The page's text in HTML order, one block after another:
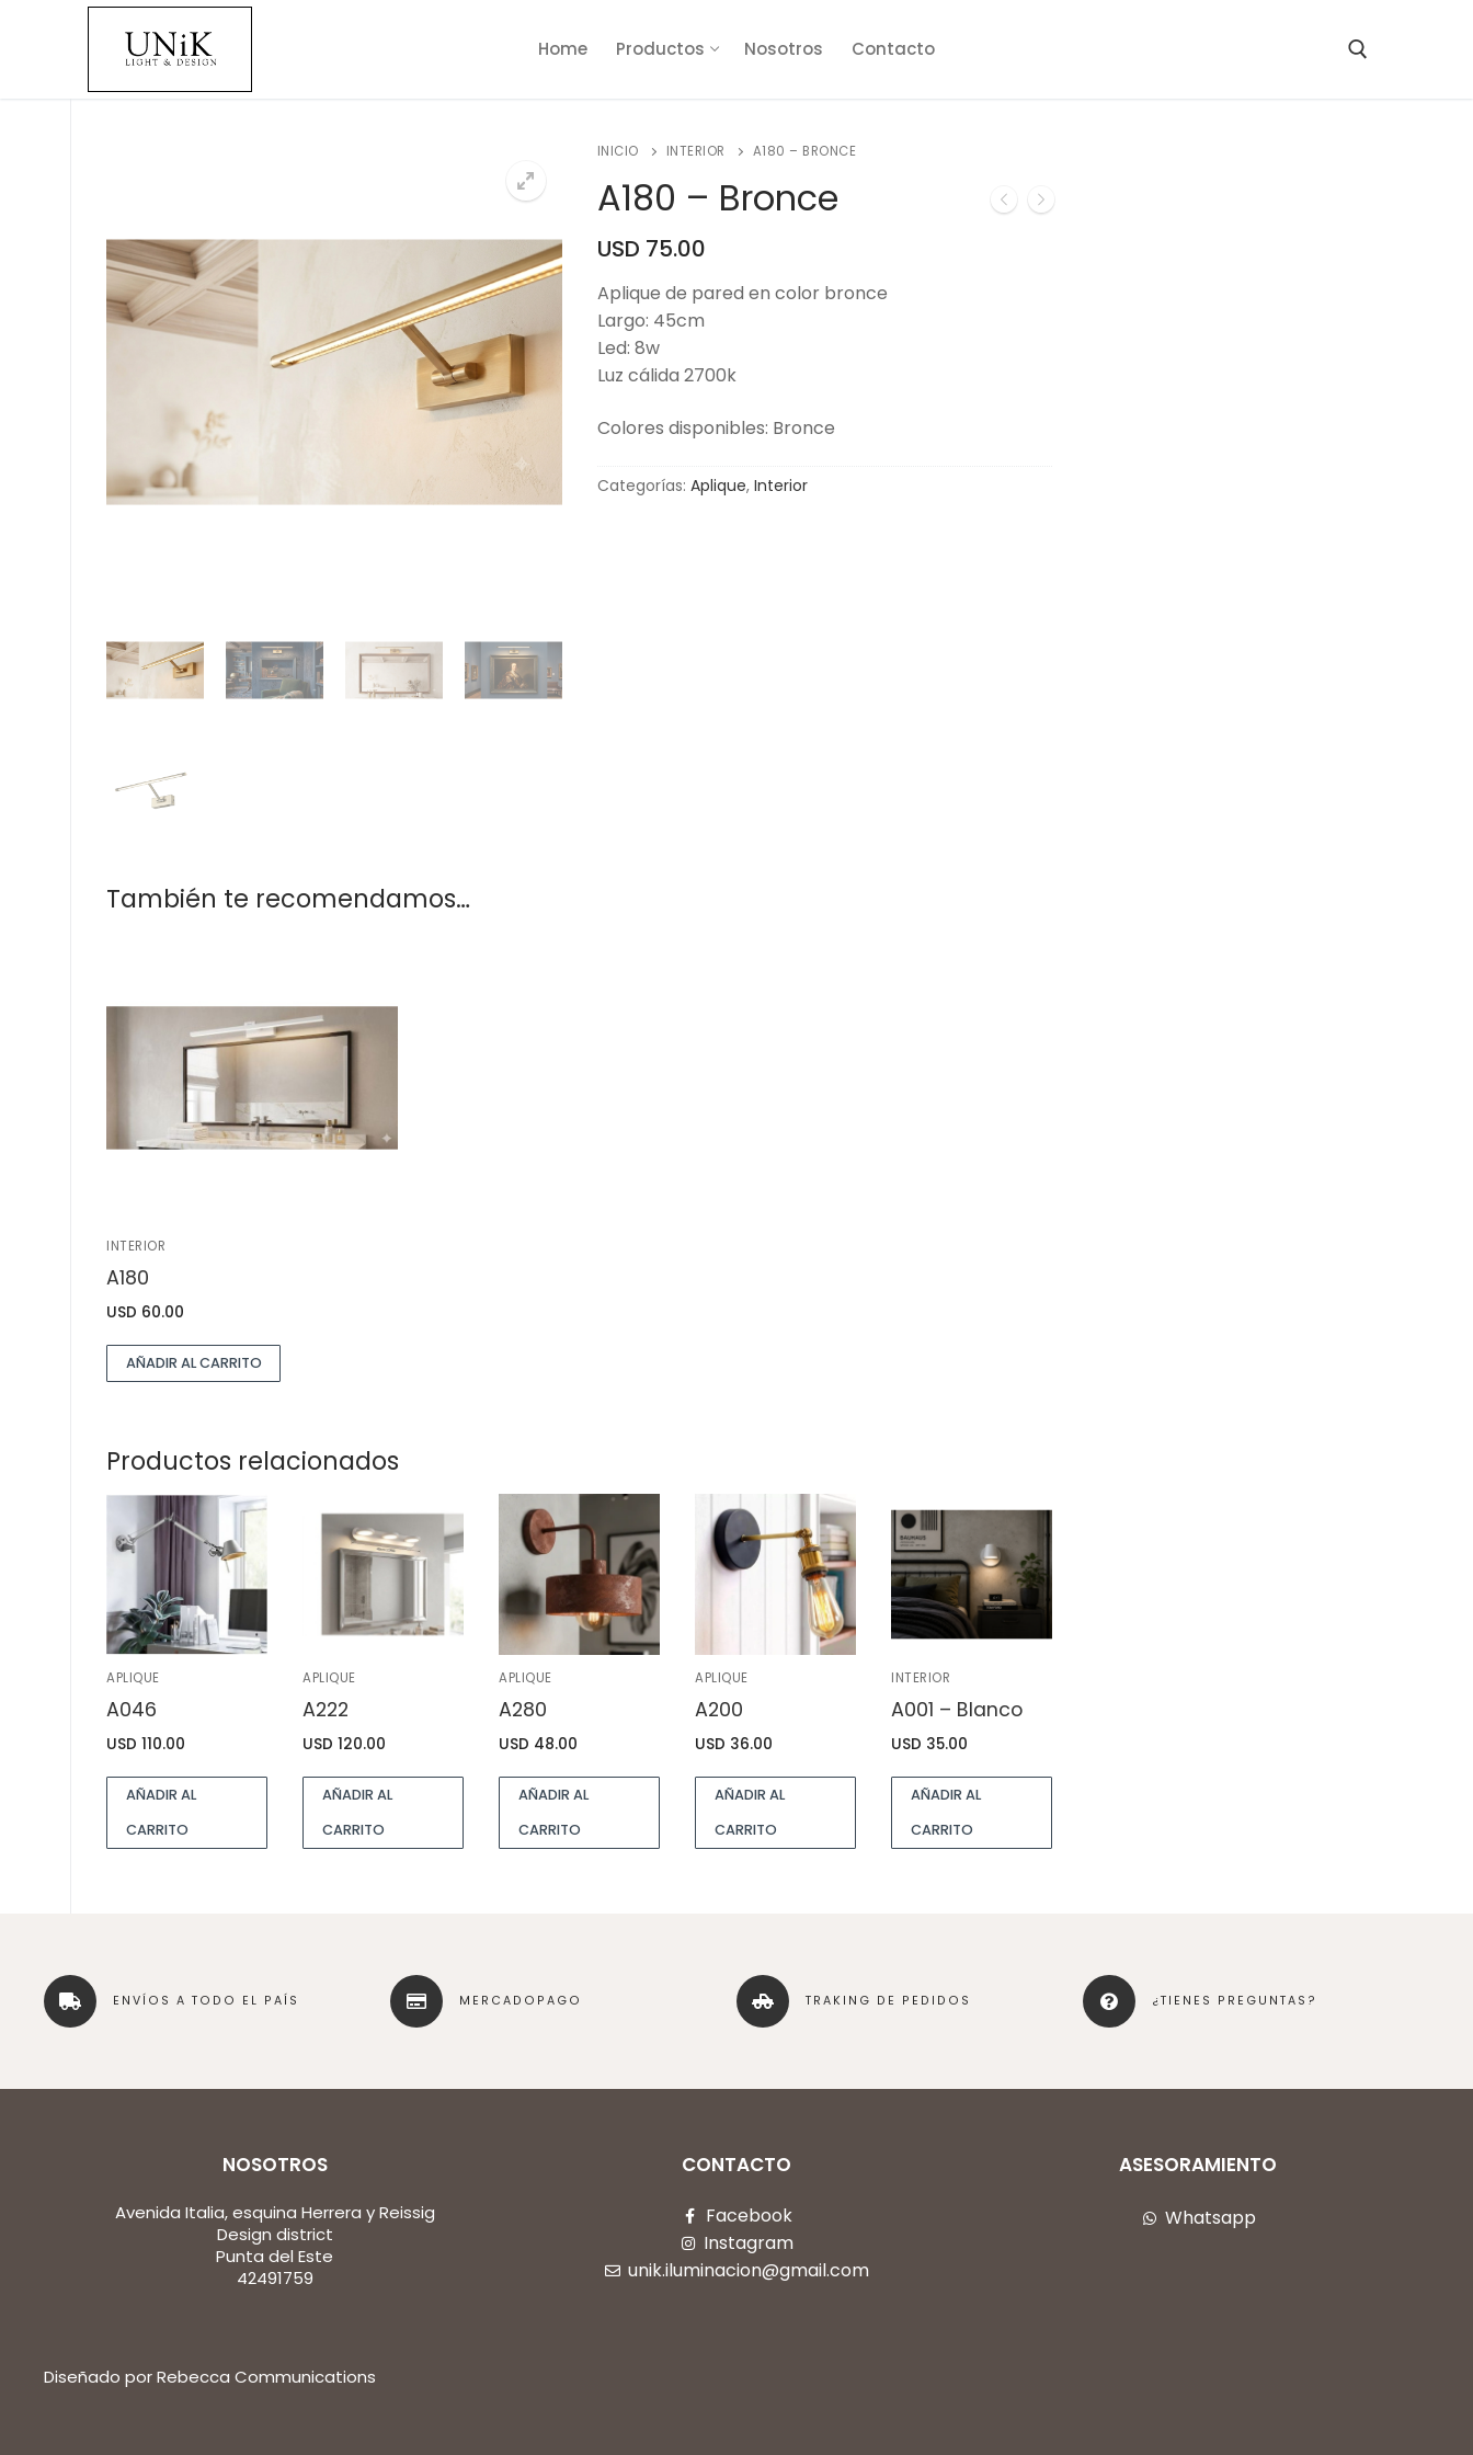
Home Productos Nosotros Contacto
🔍
INICIO INTERIOR A180 – BRONCE
A180 – Bronce
USD 75.00
Aplique de pared en color bronce
Largo: 45cm
Led: 8w
Luz cálida 2700k
Colores disponibles: Bronce
Categorías: Aplique, Interior
También te recomendamos…
INTERIOR
A180
USD 60.00
AÑADIR AL CARRITO
Productos relacionados
APLIQUE
A046
USD 110.00
AÑADIR AL
CARRITO
APLIQUE
A222
USD 120.00
AÑADIR AL
CARRITO
APLIQUE
A280
USD 48.00
AÑADIR AL
CARRITO
APLIQUE
A200
USD 36.00
AÑADIR AL
CARRITO
INTERIOR
A001 – Blanco
USD 35.00
AÑADIR AL
CARRITO
ENVÍOS A TODO EL PAÍS MERCADOPAGO TRAKING DE PEDIDOS ¿TIENES PREGUNTAS?
NOSOTROS
Avenida Italia, esquina Herrera y Reissig
Design district
Punta del Este
42491759
CONTACTO
Facebook
Instagram
unik.iluminacion@gmail.com
ASESORAMIENTO
Whatsapp
Diseñado por Rebecca Communications